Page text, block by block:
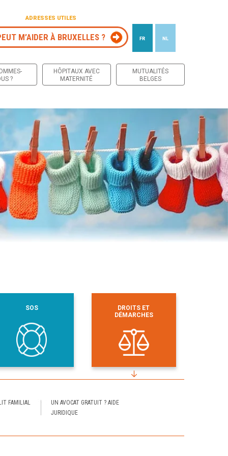
ADRESSES UTILES
M’AIDER À BRUXELLES ? FR NL
?
HÔPITAUX AVEC
MATERNITÉ
MUTUALITÉS
BELGES
SOS
DROITS ET
DÉMARCHES
FAMILIAL
UN AVOCAT GRATUIT ? AIDE
JURIDIQUE